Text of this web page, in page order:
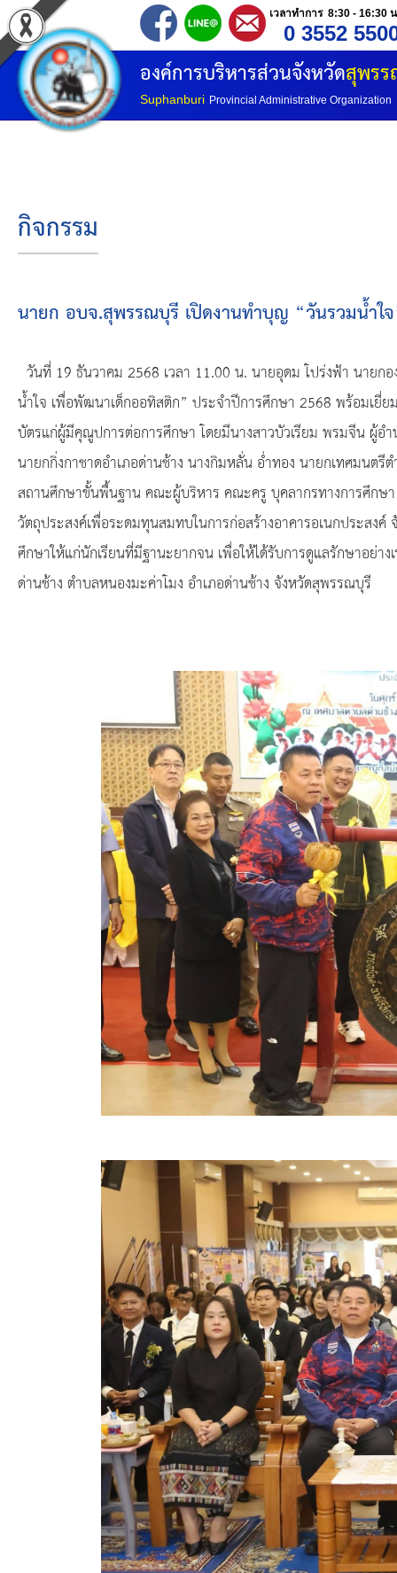
เวลาทำการ 8:30 - 16:30
0 3552
องค์การบริหารส่วนจังหวัดสุพร
Suphanburi Provincial Administrative Organization
หน้าแรก
ประวัติ อบจ
โครงสร้างองค์กร
โครงสร้างการแบ่งส่วนราชการ
ยุทธศาสตร์การพัฒนา
ประวัตินายก
รายการ อบจ.สัมพันธ์
กิจกรรม
ข่าวประชาสัมพันธ์
ประกาศจัดซื้อ-จัดจ้างภาครัฐ
รายงานผู้ใช้บริการกล้อง CCTV
ข้อมูลการเลือกตั้ง
นโยบายคุ้มครองข้อมูลส่วนบุคคล
ผลงาน
มาตรฐานกำหนดตำแหน่ง
VDO Present
ประกาศแผนการจัดซื้อจัดจ้าง
ประกาศแผนการจัดหาพัสดุ
สรุปผลการดำเนินงานจัดซื้อจัดจ้างในรอบเดือน (สข
ประกาศผู้ชนะการเสนอราคา
ประกาศราคากลาง
ประกาศเชิญชวนประกวดราคา (e-bidding)
ยกเลิกประกาศเชิญชวน
ยกเลิกประกาศผู้ชนะ
เปลี่ยนแปลงประกาศผู้ชนะ
เปลี่ยนแปลงประกาศเชิญชวน
กิจกรรม
นายก อบจ.สุพรรณบุรี เปิดงานทำบุญ “วันรวมน้ำใ
วันที่ 19 ธันวาคม 2568 เวลา 11.00 น. นายอุดม โปร่งฟ้า นาย
น้ำใจ เพื่อพัฒนาเด็กออทิสติก” ประจำปีการศึกษา 2568 พร้อมเยี่ย
บัตรแก่ผู้มีคุณูปการต่อการศึกษา โดยมีนางสาวบัวเรียม พรมจีน ผู้
นายกกิ่งกาชาดอำเภอด่านช้าง นางกิมหลั่น อ่ำทอง นายกเทศมน
สถานศึกษาขั้นพื้นฐาน คณะผู้บริหาร คณะครู บุคลากรทางการศึกษ
วัตถุประสงค์เพื่อระดมทุนสมทบในการก่อสร้างอาคารอเนกประส
ศึกษาให้แก่นักเรียนที่มีฐานะยากจน เพื่อให้ได้รับการดูแลรักษาอย่
ด่านช้าง ตำบลหนองมะค่าโมง อำเภอด่านช้าง จังหวัดสุพรรณบุรี